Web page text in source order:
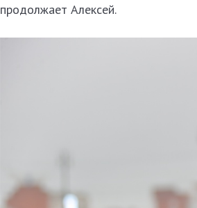
продолжает Алексей.